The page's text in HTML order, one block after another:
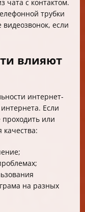
чата с контактом.
трубки
если
влияют
интернет-
Если
или
качества:
на разных